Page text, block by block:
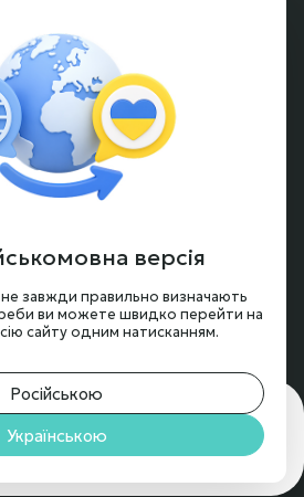
заказа
версія
завжди правильно визначають
ви можете швидко перейти на
сайту одним натисканням.
Російською
Українською
cookie?🍪 Мы используем cookie,
вам максимальное удобство на
Подробнее Принять